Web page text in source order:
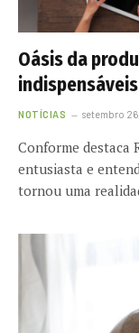
Oásis da
NOTÍCIAS setembro
Conforme destaca
entusiasta e
tornou uma